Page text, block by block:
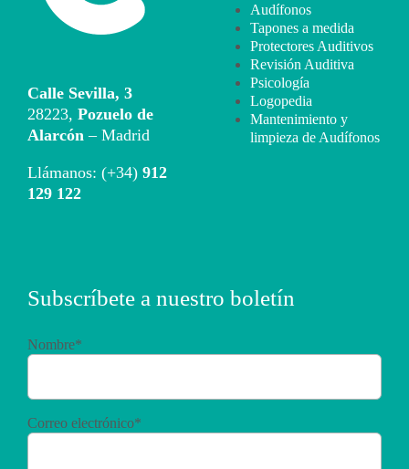
Calle Sevilla, 3
28223, Pozuelo de
Alarcón – Madrid
Llámanos: (+34) 912
129 122
Audífonos
Tapones a medida
Protectores Auditivos
Revisión Auditiva
Psicología
Logopedia
Mantenimiento y
limpieza de Audífonos
Subscríbete a nuestro boletín
Nombre*
Correo electrónico*